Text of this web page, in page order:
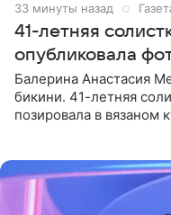
33 минуты назад
41-летняя
опубликовала
Балерина Анастасия
бикини. 41-летняя
позировала в вязаном